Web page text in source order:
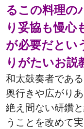
るこの料理の
り妥協も慢心
が必要だとい
りがたいお説
和太鼓奏者であ
奥行きや広がり
絶え間ない研鑽
うことを改めて